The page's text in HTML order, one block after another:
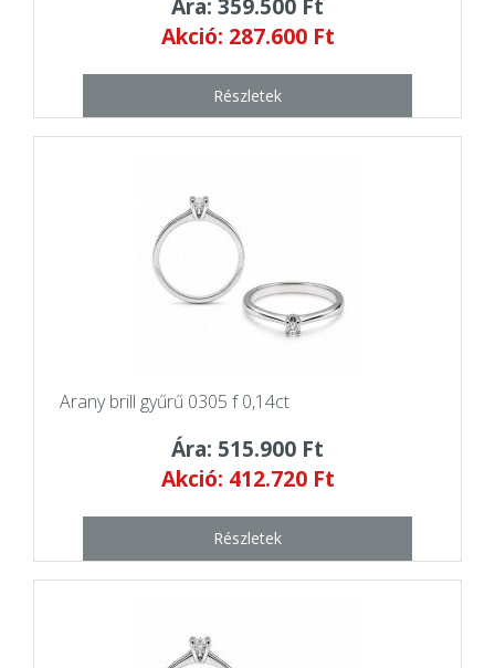
Akció: 287.600 Ft
Részletek
Arany brill gyűrű 0305 f 0,14ct
Ára: 515.900 Ft
Akció: 412.720 Ft
Részletek